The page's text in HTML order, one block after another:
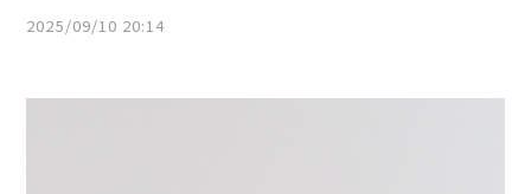
2025/09/10 20:14